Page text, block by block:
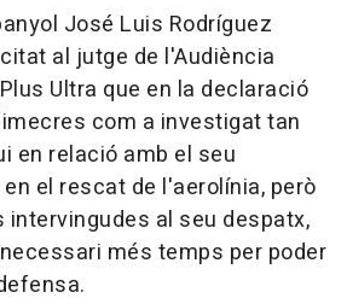
José Luis Rodríguez
al jutge de l'Audiència
Ultra que en la declaració
com a investigat tan
en relació amb el seu
el rescat de l'aerolínia, però
intervingudes al seu despatx,
més temps per poder